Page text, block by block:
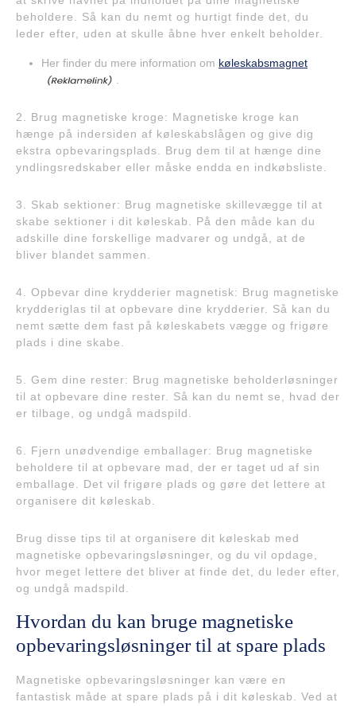
beholdere. Så kan du nemt og hurtigt finde det, du
leder efter, uden at skulle åbne hver enkelt beholder.
Her finder du mere information om køleskabsmagnet
2. Brug magnetiske kroge: Magnetiske kroge kan
hænge på indersiden af køleskabslågen og give dig
ekstra opbevaringsplads. Brug dem til at hænge dine
yndlingsredskaber eller måske endda en indkøbsliste.
3. Skab sektioner: Brug magnetiske skillevægge til at
skabe sektioner i dit køleskab. På den måde kan du
adskille dine forskellige madvarer og undgå, at de
bliver blandet sammen.
4. Opbevar dine krydderier magnetisk: Brug magnetiske
krydderiglas til at opbevare dine krydderier. Så kan du
nemt sætte dem fast på køleskabets vægge og frigøre
plads i dine skabe.
5. Gem dine rester: Brug magnetiske beholderløsninger
til at opbevare dine rester. Så kan du nemt se, hvad der
er tilbage, og undgå madspild.
6. Fjern unødvendige emballager: Brug magnetiske
beholdere til at opbevare mad, der er taget ud af sin
emballage. Det vil frigøre plads og gøre det lettere at
organisere dit køleskab.
Brug disse tips til at organisere dit køleskab med
magnetiske opbevaringsløsninger, og du vil opdage,
hvor meget lettere det bliver at finde det, du leder efter,
og undgå madspild.
Hvordan du kan bruge magnetiske
opbevaringsløsninger til at spare plads
Magnetiske opbevaringsløsninger kan være en
fantastisk måde at spare plads på i dit køleskab. Ved at